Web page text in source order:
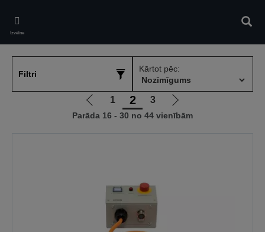
main
content
Izvēlne
Filtri
Kārtot pēc:
Iet
uz
1 2 3
Iet
uz
Parāda 16 - 30 no 44 vienībām